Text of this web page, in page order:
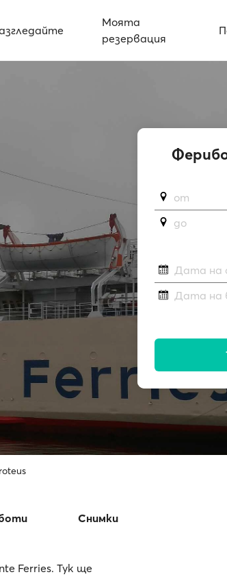
Моята
резервация
Снимки
Ferries. Тук ще
от
до
Дата на
Дата на